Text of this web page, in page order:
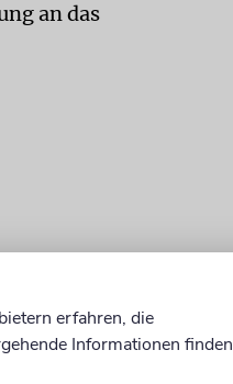
an das
erfahren, die
Informationen finden